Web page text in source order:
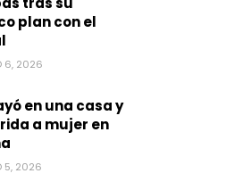
plan con el
6, 2026
en una casa y
a mujer en
5, 2026